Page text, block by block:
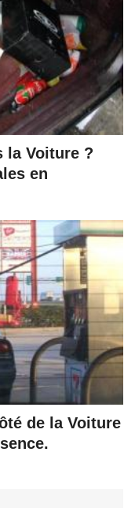
la Voiture ?
en
de la Voiture